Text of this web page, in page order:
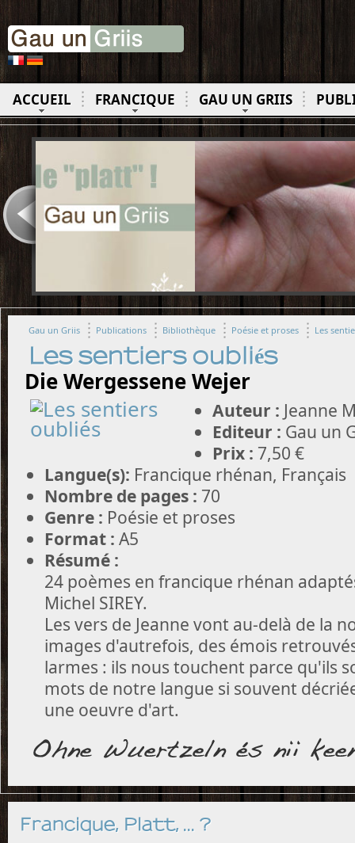
ACCUEIL FRANCIQUE GAU UN GRIIS
Gau un Griis Publications Bibliothèque Poésie et proses Les
Les sentiers oubliés
Die Wergessene Wejer
Auteur : Jeanne
Editeur : Gau un
Prix : 7,50 €
Langue(s): Francique rhénan, Français
Nombre de pages : 70
Genre : Poésie et proses
Format : A5
Résumé :
24 poèmes en francique rhénan
Michel SIREY.
Les vers de Jeanne vont au-delà de la
images d'autrefois, des émois
larmes : ils nous touchent parce qu'ils
mots de notre langue si souvent
une oeuvre d'art.
Francique, Platt, ... ?